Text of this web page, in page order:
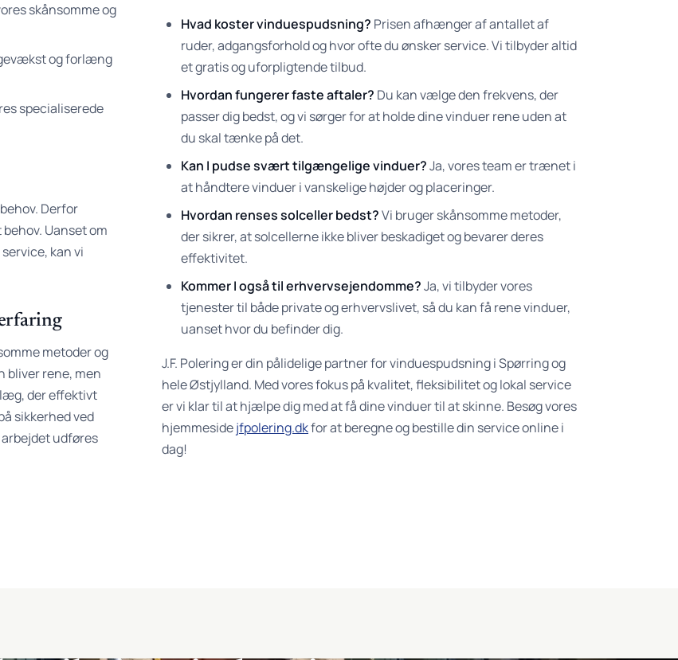
skånsomme og
og forlæng
specialiserede
Derfor
Uanset om
kan vi
metoder og
bliver rene, men
der effektivt
sikkerhed ved
udføres
Hvad koster vinduespudsning? Prisen afhænger af antallet af
ruder, adgangsforhold og hvor ofte du ønsker service. Vi tilbyder altid
et gratis og uforpligtende tilbud.
Hvordan fungerer faste aftaler? Du kan vælge den frekvens, der
passer dig bedst, og vi sørger for at holde dine vinduer rene uden at
du skal tænke på det.
Kan I pudse svært tilgængelige vinduer?Ja, vores team er trænet i
at håndtere vinduer i vanskelige højder og placeringer.
Hvordan renses solceller bedst?Vi bruger skånsomme metoder,
der sikrer, at solcellerne ikke bliver beskadiget og bevarer deres
effektivitet.
Kommer I også til erhvervsejendomme?Ja, vi tilbyder vores
tjenester til både private og erhvervslivet, så du kan få rene vinduer,
uanset hvor du befinder dig.
J.F. Polering er din pålidelige partner for vinduespudsning i Spørring og
hele Østjylland. Med vores fokus på kvalitet, fleksibilitet og lokal service
er vi klar til at hjælpe dig med at få dine vinduer til at skinne. Besøg vores
hjemmesidejfpolering.dkfor at beregne og bestille din service online i
dag!